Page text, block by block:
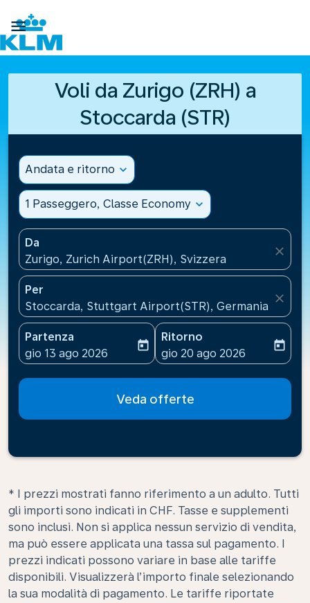

Voli da Zurigo (ZRH) a
Stoccarda (STR)
Andata e ritorno expand_more
1 Passeggero, Classe Economy expand_more
Da
Zurigo, Zurich Airport(ZRH), Svizzera
close
Per
Stoccarda, Stuttgart Airport(STR), Germania
close
Partenza
fc-booking-departure-date-aria-label
gio 13 ago 2026
today
Ritorno
fc-booking-return-date-
gio 20 ago 2026
today
Veda offerte
* I prezzi mostrati fanno riferimento a un adulto. Tutti
gli importi sono indicati in CHF. Tasse e supplementi
sono inclusi. Non si applica nessun servizio di vendita,
ma può essere applicata una tassa sul pagamento. I
prezzi indicati possono variare in base alle tariffe
disponibili. Visualizzerà l’importo finale selezionando
la sua modalità di pagamento. Le tariffe riportate